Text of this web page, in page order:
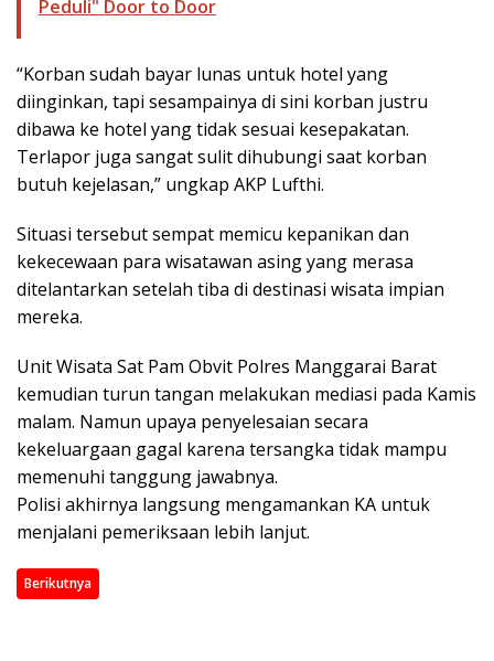
Peduli" Door to Door
“Korban sudah bayar lunas untuk hotel yang
diinginkan, tapi sesampainya di sini korban justru
dibawa ke hotel yang tidak sesuai kesepakatan.
Terlapor juga sangat sulit dihubungi saat korban
butuh kejelasan,” ungkap AKP Lufthi.
Situasi tersebut sempat memicu kepanikan dan
kekecewaan para wisatawan asing yang merasa
ditelantarkan setelah tiba di destinasi wisata impian
mereka.
Unit Wisata Sat Pam Obvit Polres Manggarai Barat
kemudian turun tangan melakukan mediasi pada Kamis
malam. Namun upaya penyelesaian secara
kekeluargaan gagal karena tersangka tidak mampu
memenuhi tanggung jawabnya.
Polisi akhirnya langsung mengamankan KA untuk
menjalani pemeriksaan lebih lanjut.
Berikutnya